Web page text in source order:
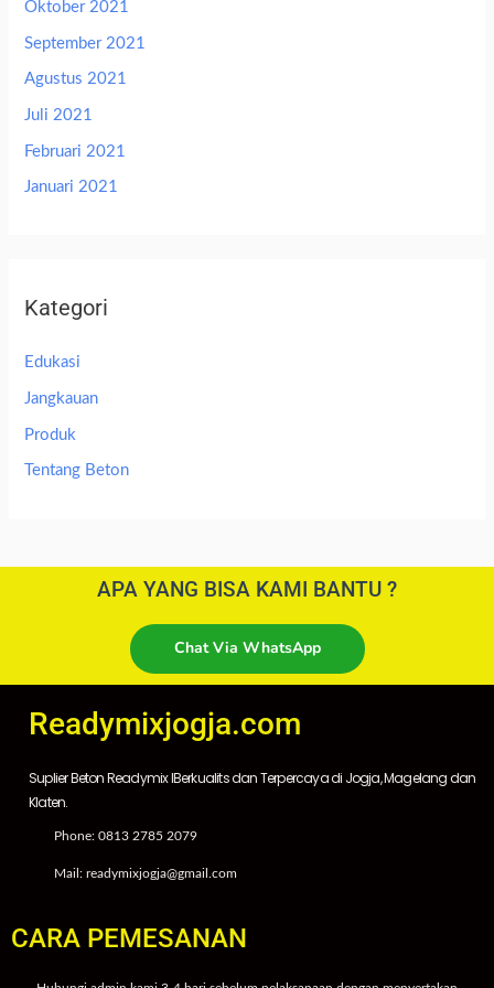
Oktober 2021
September 2021
Agustus 2021
Juli 2021
Februari 2021
Januari 2021
Kategori
Edukasi
Jangkauan
Produk
Tentang Beton
APA YANG BISA KAMI BANTU ?
Chat Via WhatsApp
Readymixjogja.com
Suplier Beton Readymix IBerkualits dan Terpercaya di Jogja, Magelang dan
Klaten.
Phone: 0813 2785 2079
Mail: readymixjogja@gmail.com
CARA PEMESANAN